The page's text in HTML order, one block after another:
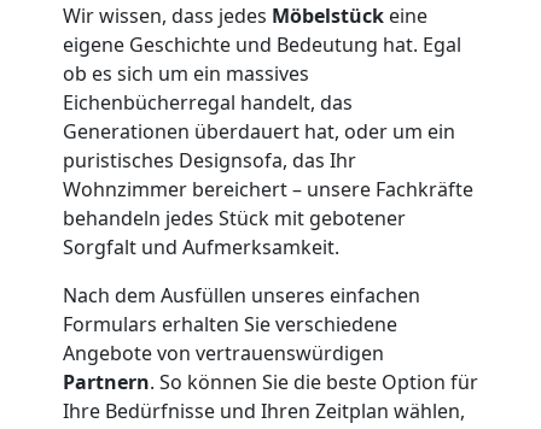
Wir wissen, dass jedes Möbelstück eine
eigene Geschichte und Bedeutung hat. Egal
ob es sich um ein massives
Eichenbücherregal handelt, das
Generationen überdauert hat, oder um ein
puristisches Designsofa, das Ihr
Wohnzimmer bereichert – unsere Fachkräfte
behandeln jedes Stück mit gebotener
Sorgfalt und Aufmerksamkeit.
Nach dem Ausfüllen unseres einfachen
Formulars erhalten Sie verschiedene
Angebote von vertrauenswürdigen
Partnern. So können Sie die beste Option für
Ihre Bedürfnisse und Ihren Zeitplan wählen,
Möbellift
Feldkirch
Übersiedlung
Feldkirch
Klaviertransport
Feldkirch